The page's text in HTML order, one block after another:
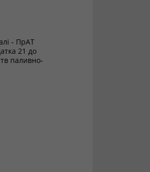
- ПрАТ
21 до
паливно-